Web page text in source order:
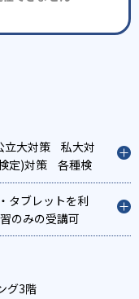
立大対策
私大対
定)対策
各種検
タブレットを利
のみの受講可
グ3階